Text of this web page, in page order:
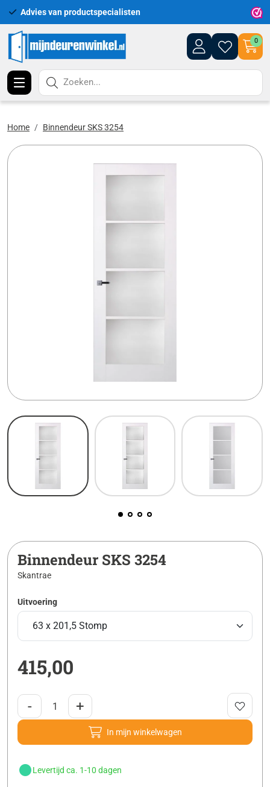
Advies van productspecialisten
0
Zoeken...
Home Binnendeur SKS 3254
Binnendeur SKS 3254
Skantrae
Uitvoering
415,00
- +
In mijn winkelwagen
Levertijd ca. 1-10 dagen